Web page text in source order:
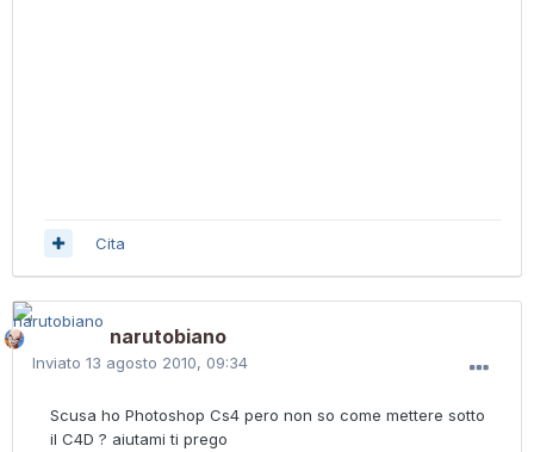
Cita
narutobiano
Inviato 13 agosto 2010, 09:34
Scusa ho Photoshop Cs4 pero non so come mettere sotto
il C4D ? aiutami ti prego